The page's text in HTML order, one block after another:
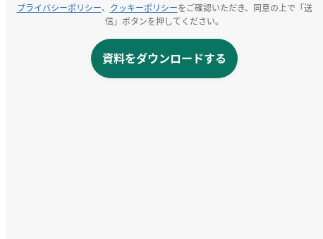
プライバシーポリシー、 クッキーポリシーをご確認いただき、同意の上で「送
信」ボタンを押してください。
資料をダウンロードする